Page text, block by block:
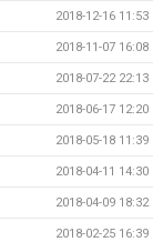
2018-12-16 11:53
2018-11-07 16:08
2018-07-22 22:13
2018-06-17 12:20
2018-05-18 11:39
2018-04-11 14:30
2018-04-09 18:32
2018-02-25 16:39